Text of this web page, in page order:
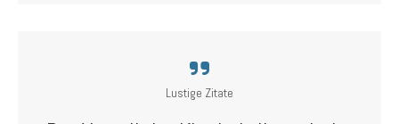
Lustige Zitate